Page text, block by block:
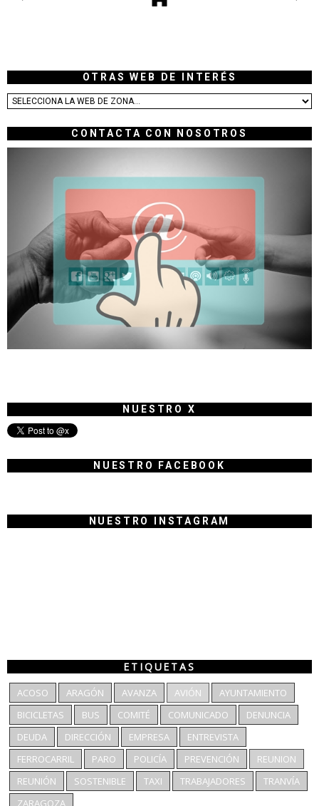
OTRAS WEB DE INTERÉS
CONTACTA CON NOSOTROS
NUESTRO X
NUESTRO FACEBOOK
NUESTRO INSTAGRAM
ETIQUETAS
ACOSO ARAGÓN AVANZA AVIÓN
AYUNTAMIENTO
BICICLETAS
BUS COMITÉ COMUNICADO
DENUNCIA
DEUDA
DIRECCIÓN EMPRESA
ENTREVISTA
FERROCARRIL
PARO POLICÍA PREVENCIÓN
REUNION
REUNIÓN
SOSTENIBLE TAXI TRABAJADORES
TRANVÍA
ZARAGOZA